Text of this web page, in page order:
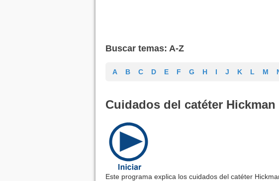
Buscar temas: A-Z
A B C D E F G H I J K L M
Cuidados del catéter Hickman
Este programa explica los cuidados del catéter